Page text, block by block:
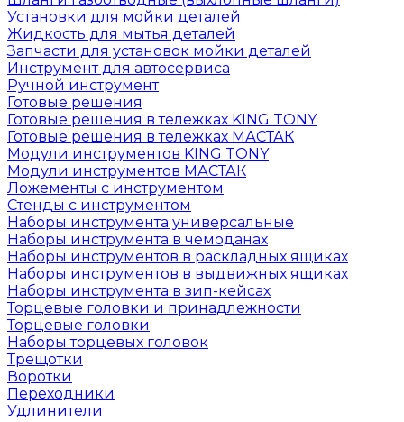
Установки для мойки деталей
Жидкость для мытья деталей
Запчасти для установок мойки деталей
Инструмент для автосервиса
Ручной инструмент
Готовые решения
Готовые решения в тележках KING TONY
Готовые решения в тележках МАСТАК
Модули инструментов KING TONY
Модули инструментов МАСТАК
Ложементы с инструментом
Стенды с инструментом
Наборы инструмента универсальные
Наборы инструмента в чемоданах
Наборы инструментов в раскладных ящиках
Наборы инструментов в выдвижных ящиках
Наборы инструмента в зип-кейсах
Торцевые головки и принадлежности
Торцевые головки
Наборы торцевых головок
Трещотки
Воротки
Переходники
Удлинители